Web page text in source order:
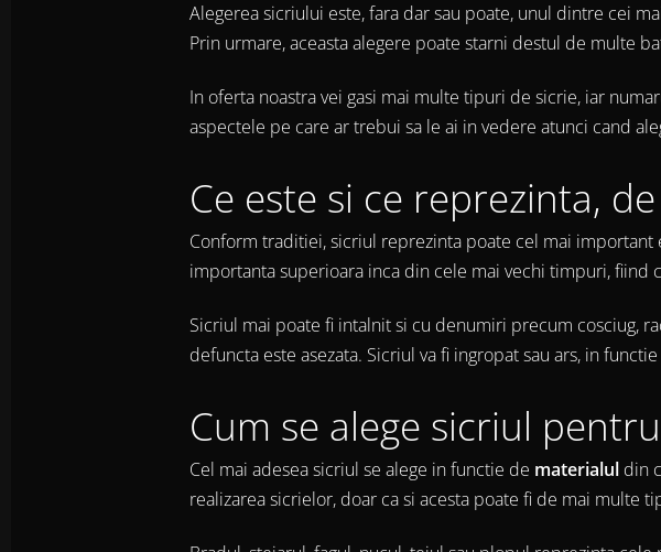
Alegerea sicriului este, fara dar sau poate, unul dintre cei
Prin urmare, aceasta alegere poate starni destul de multe
In oferta noastra vei gasi mai multe tipuri de sicrie, iar
aspectele pe care ar trebui sa le ai in vedere atunci cand
Ce este si ce reprezinta,
Conform traditiei, sicriul reprezinta poate cel mai
importanta superioara inca din cele mai vechi timpuri, fiind
Sicriul mai poate fi intalnit si cu denumiri precum cosciug,
defuncta este asezata. Sicriul va fi ingropat sau ars, in
Cum se alege sicriul
Cel mai adesea sicriul se alege in functie de materialul din
realizarea sicrielor, doar ca si acesta poate fi de mai multe